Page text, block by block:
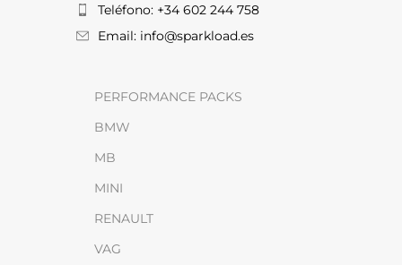
Teléfono: +34 602 244 758
Email: info@sparkload.es
PERFORMANCE PACKS
BMW
MB
MINI
RENAULT
VAG